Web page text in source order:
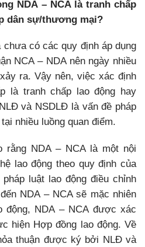
NDA – NCA là tranh chấp
dân sự/thương mại?
có các quy định áp dụng
NCA – NDA nên ngày nhiều
ra. Vậy nên, việc xác định
là tranh chấp lao động hay
và NSDLĐ là vấn đề pháp
nhiều luồng quan điểm.
rằng NDA – NCA là một nội
lao động theo quy định của
luật lao động điều chỉnh
NDA – NCA sẽ mặc nhiên
động, NDA – NCA được xác
hiện Hợp đồng lao động. Về
thuận được ký bởi NLĐ và